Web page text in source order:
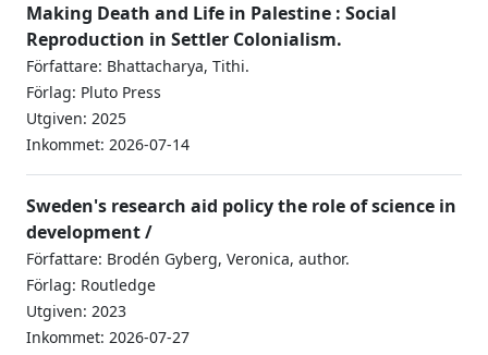
Making Death and Life in Palestine : Social
Reproduction in Settler Colonialism.
Författare: Bhattacharya, Tithi.
Förlag: Pluto Press
Utgiven: 2025
Inkommet: 2026-07-14
Sweden's research aid policy the role of science in
development /
Författare: Brodén Gyberg, Veronica, author.
Förlag: Routledge
Utgiven: 2023
Inkommet: 2026-07-27